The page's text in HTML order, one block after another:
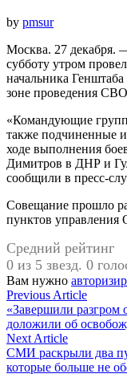
by pmsur
Москва. 27
субботу утром
начальника
зоне проведения
«Командующие
также подчиненные
ходе выполнения
Димитров в ДНР и
сообщили в пресс-
Совещание прошло
пунктов управления
Средний рейтинг
0 из 5 звезд. 0
Вам нужно
Навигация
по
записям
Previous ArticlePrevious
article:
«Завершили
доложили об
Next ArticleNext
article:
СМИ раскрыли два
которые больше не